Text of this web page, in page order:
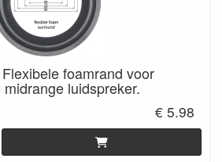
foamrand voor
luidspreker.
€ 5.98